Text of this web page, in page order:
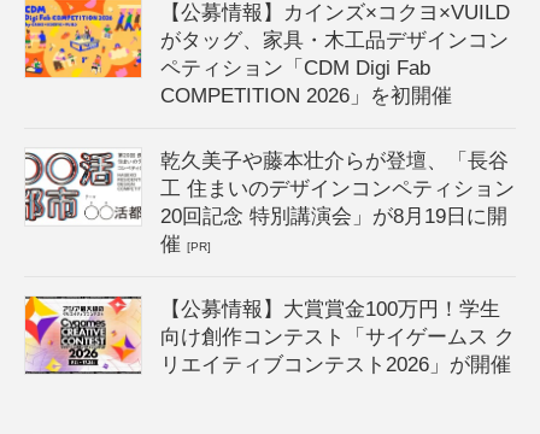
【公募情報】カインズ×コクヨ×VUILD
がタッグ、家具・木工品デザインコン
ペティション「CDM Digi Fab
COMPETITION 2026」を初開催
乾久美子や藤本壮介らが登壇、「長谷
工 住まいのデザインコンペティション
20回記念 特別講演会」が8月19日に開
催[PR]
【公募情報】大賞賞金100万円！学生
向け創作コンテスト「サイゲームス ク
リエイティブコンテスト2026」が開催